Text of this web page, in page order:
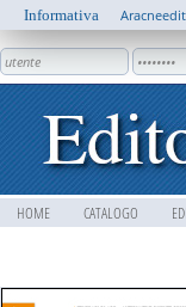
HOME CATALOGO
Informativa